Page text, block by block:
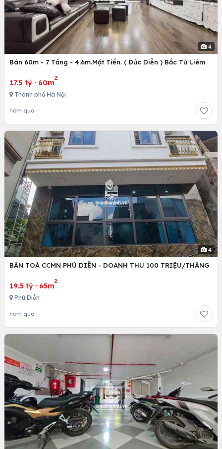
4
Bán 60m - 7 Tầng - 4.6m.Mặt Tiền. ( Đức Diễn ) Bắc Từ Liêm
17.5 tỷ · 60m
2
Thành phố Hà Nội
hôm qua
4
BÁN TOÀ CCMN PHÚ DIỄN - DOANH THU 100 TRIỆU/THÁNG
19.5 tỷ · 65m
2
Phú Diễn
hôm qua